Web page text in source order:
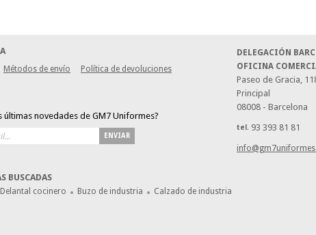
DELEGACIÓN
OFICINA
Paseo de Gracia,
Principal
08008 - Barcelona
tel. 93 393 81 81
Métodos de envío Política de devoluciones
últimas novedades de GM7 Uniformes?
ENVIAR
BUSCADAS
Delantal cocinero Buzo de industria Calzado de industria